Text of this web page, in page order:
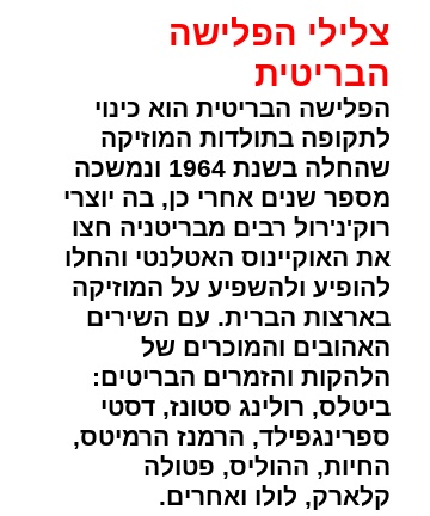
צלילי הפלישה
הבריטית
הפלישה הבריטית הוא כינוי
לתקופה בתולדות המוזיקה
שהחלה בשנת 1964 ונמשכה
מספר שנים אחרי כן, בה יוצרי
רוק'נ'רול רבים מבריטניה חצו
את האוקיינוס האטלנטי והחלו
להופיע ולהשפיע על המוזיקה
בארצות הברית. עם השירים
האהובים והמוכרים של
הלהקות והזמרים הבריטים:
ביטלס, רולינג סטונז, דסטי
ספרינגפילד, הרמנז הרמיטס,
החיות, ההוליס, פטולה
קלארק, לולו ואחרים.